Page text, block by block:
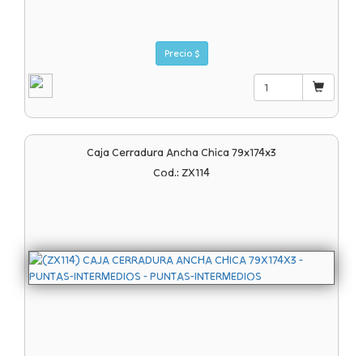
Precio $
Caja Cerradura Ancha Chica 79x174x3
Cod.: ZX114